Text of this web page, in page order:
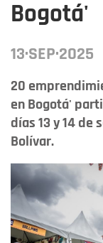
Bogotá'
13·SEP·2025
20
en Bogotá'
días 13 y 14 de
Bolívar.